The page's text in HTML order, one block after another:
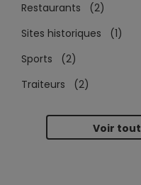
Restaurants (2)
Sites historiques (1)
Sports (2)
Traiteurs (2)
Voir tout